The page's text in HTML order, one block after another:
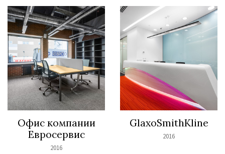
Офис компании
Евросервис
2016
GlaxoSmithKline
2016